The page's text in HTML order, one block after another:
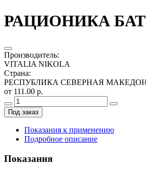
РАЦИОНИКА
Производитель:
VITALIA NIKOLA
Страна:
РЕСПУБЛИКА СЕВЕРНАЯ
от 111.00 р.
Под заказ
Показания к применению
Подробное описание
Показания